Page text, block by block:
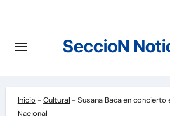
contenido
SeccioN
Inicio - Cultural - Susana Baca en concierto
Nacional